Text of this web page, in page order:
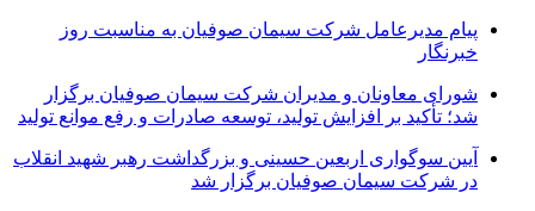
پیام مدیرعامل شرکت سیمان صوفیان به مناسبت روز
خبرنگار
شورای معاونان و مدیران شرکت سیمان صوفیان برگزار
شد؛ تأکید بر افزایش تولید، توسعه صادرات و رفع موانع تولید
آیین سوگواری اربعین حسینی و بزرگداشت رهبر شهید انقلاب
در شرکت سیمان صوفیان برگزار شد